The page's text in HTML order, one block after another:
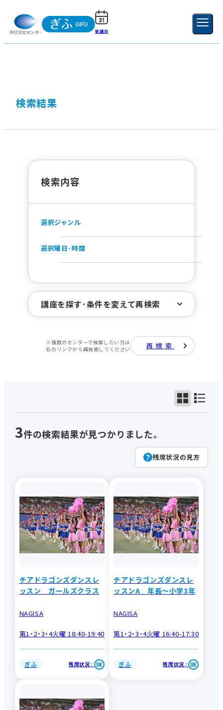
受講日 新規登録
検索結果
検索内容
選択ジャンル
選択曜日･時間
講座を探す･条件を変えて再検索
ジャンルで探す
男性に人気
初心者向け
おすすめ
季節の講座
体験講座
オンライン
検索
※複数のセンターで検索したい方は
右のリンクから再検索してください
再検索
3件の検索結果が見つかりました。
残席状況の見方
チアドラゴンズダンスレ
ッスン ガールズクラス
NAGISA
第1・2・3・4火曜 18:40-19:40
ぎふ 残席状況 ：
チアドラゴンズダンスレ
ッスンA 年長～小学3年
NAGISA
第1・2・3・4火曜 16:40-17:30
ぎふ 残席状況 ：